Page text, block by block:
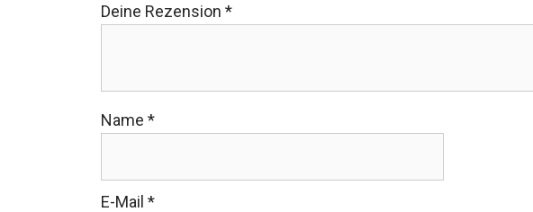
Deine Rezension *
Name *
E-Mail *